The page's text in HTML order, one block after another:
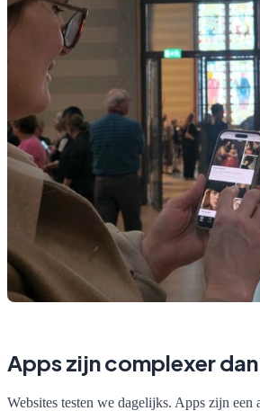
Apps zijn complexer
Websites testen we dagelijks. Apps zijn een